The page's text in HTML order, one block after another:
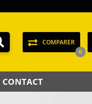
COMPARER
0
CONTACT